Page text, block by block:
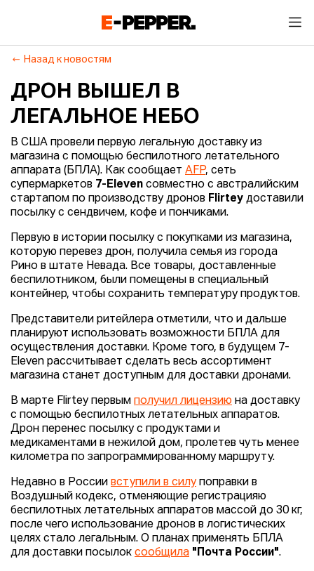
Назад к новостям
ДРОН ВЫШЕЛ В
ЛЕГАЛЬНОЕ НЕБО
В США провели первую легальную доставку из
магазина с помощью беспилотного летательного
аппарата (БПЛА). Как сообщает AFP, сеть
супермаркетов 7-Eleven совместно с австралийским
стартапом по производству дронов Flirtey доставили
посылку с сендвичем, кофе и пончиками.
Первую в истории посылку с покупками из магазина,
которую перевез дрон, получила семья из города
Рино в штате Невада. Все товары, доставленные
беспилотником, были помещены в специальный
контейнер, чтобы сохранить температуру продуктов.
Представители ритейлера отметили, что и дальше
планируют использовать возможности БПЛА для
осуществления доставки. Кроме того, в будущем 7-
Eleven рассчитывает сделать весь ассортимент
магазина станет доступным для доставки дронами.
В марте Flirtey первым получил лицензию на доставку
с помощью беспилотных летательных аппаратов.
Дрон перенес посылку с продуктами и
медикаментами в нежилой дом, пролетев чуть менее
километра по запрограммированному маршруту.
Недавно в России вступили в силу поправки в
Воздушный кодекс, отменяющие регистрацияю
беспилотных летательных аппаратов массой до 30 кг,
после чего использование дронов в логистических
целях стало легальным. О планах применять БПЛА
для доставки посылок сообщила "Почта России".